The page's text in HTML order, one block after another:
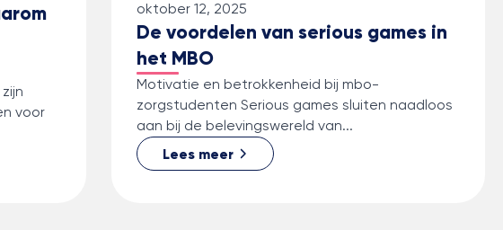
voor
oktober 12, 2025
De voordelen van serious games in
het MBO
Motivatie en betrokkenheid bij mbo-
zorgstudenten Serious games sluiten naadloos
aan bij de belevingswereld van...
Lees meer